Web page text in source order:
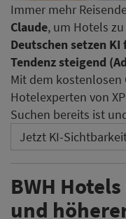
Immer mehr
Claude, um Hotels
Deutschen setzen
Tendenz steigend
Mit dem kostenlosen
Hotelexperten von
Suchen bereits ist
Jetzt KI-
BWH
und